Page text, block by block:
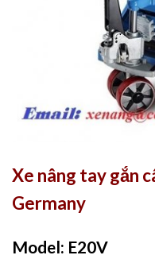
Xe nâng tay gắn
Germany
Model: E20V